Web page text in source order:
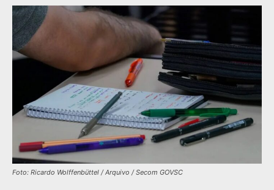
Foto: Ricardo Wolffenbüttel / Arquivo / Secom GOVSC